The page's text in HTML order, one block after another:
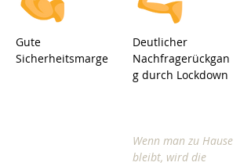
Gute
Sicherheitsmarge
Deutlicher
Nachfragerückgan
g durch Lockdown
Wenn man zu Hause
bleibt, wird die